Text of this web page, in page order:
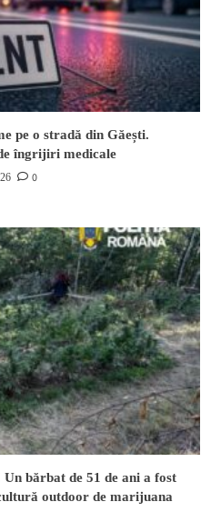
pe o stradă din Găești.
îngrijiri medicale
0
bărbat de 51 de ani a fost
outdoor de marijuana